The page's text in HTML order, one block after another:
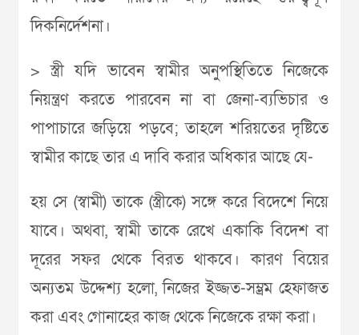
দিকনির্দেশনা।
> স্ত্রী যদি ভাবেন স্বামীর অনুপস্থিতিতে নিজেকে
নিয়ন্ত্রণ করতে পারবেন না বা জেনা-ব্যভিচার ও
পাপাচারে জড়িয়ে পড়বে; তাহলে শরিয়তের দৃষ্টিতে
স্বামীর কাছে তার এ দাবি করার অধিকার আছে যে-
হয় সে (স্বামী) তাকে (স্ত্রীকে) সঙ্গে করে বিদেশে নিয়ে
যাবে। অথবা, স্বামী তাকে রেখে একাকি বিদেশ বা
দূরের সফর থেকে বিরত থাকবে। কারণ বিয়ের
অন্যতম উদ্দেশ্য হলো, নিজের ইজ্জত-সম্ভ্রম হেফাজত
করা এবং গোনাহের কাজ থেকে নিজেকে রক্ষা করা।